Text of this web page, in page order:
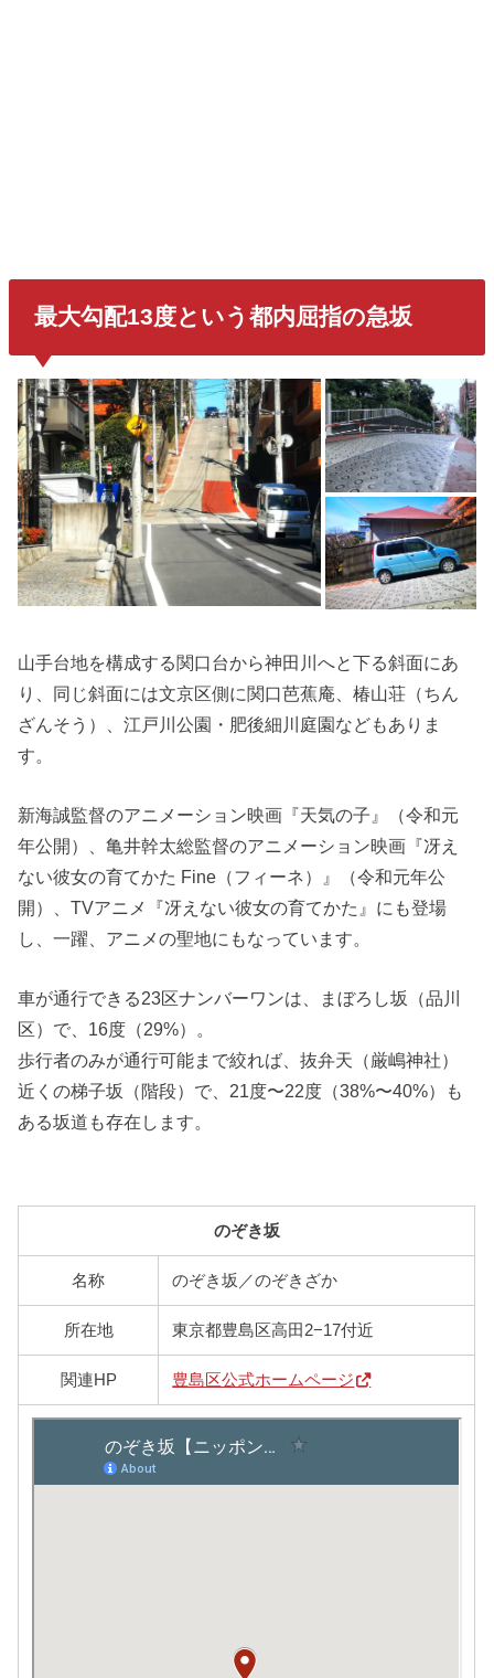
最大勾配13度という都内屈指の急坂
山手台地を構成する関口台から神田川へと下る斜面にあ
り、同じ斜面には文京区側に関口芭蕉庵、椿山荘（ちん
ざんそう）、江戸川公園・肥後細川庭園などもありま
す。
新海誠監督のアニメーション映画『天気の子』（令和元
年公開）、亀井幹太総監督のアニメーション映画『冴え
ない彼女の育てかた Fine（フィーネ）』（令和元年公
開）、TVアニメ『冴えない彼女の育てかた』にも登場
し、一躍、アニメの聖地にもなっています。
車が通行できる23区ナンバーワンは、まぼろし坂（品川
区）で、16度（29%）。
歩行者のみが通行可能まで絞れば、抜弁天（厳嶋神社）
近くの梯子坂（階段）で、21度〜22度（38%〜40%）も
ある坂道も存在します。
のぞき坂
名称 のぞき坂／のぞきざか
所在地 東京都豊島区高田2−17付近
関連HP 豊島区公式ホームページ